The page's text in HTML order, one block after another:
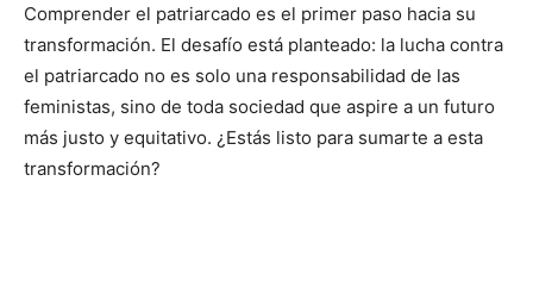
Comprender el patriarcado es el primer paso hacia su
transformación. El desafío está planteado: la lucha contra
el patriarcado no es solo una responsabilidad de las
feministas, sino de toda sociedad que aspire a un futuro
más justo y equitativo. ¿Estás listo para sumarte a esta
transformación?